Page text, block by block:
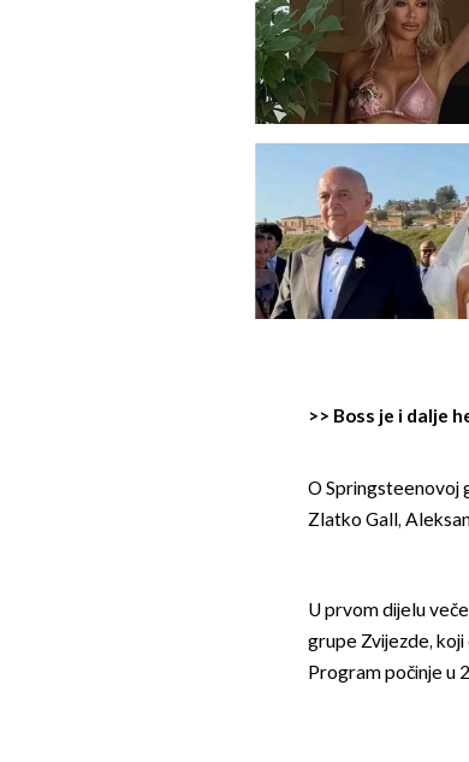
>> Boss je i dalje
O Springsteenovoj
Zlatko Gall,
U prvom dijelu
grupe Zvijezde,
Program počinje u